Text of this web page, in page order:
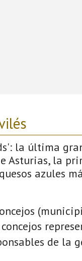
la última
Asturias, la
azules
concejos
de la